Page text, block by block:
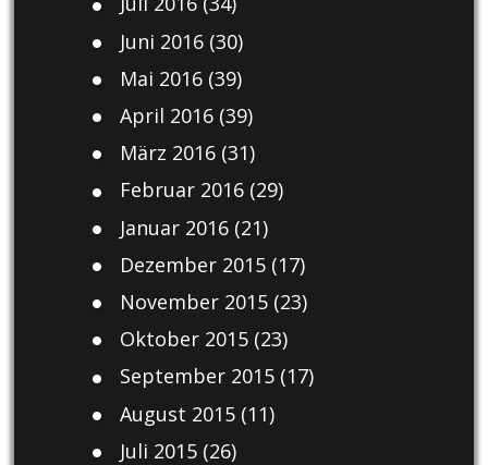
Juni 2016(30)
Mai 2016(39)
April 2016(39)
März 2016(31)
Februar 2016(29)
Januar 2016(21)
Dezember 2015(17)
November 2015(23)
Oktober 2015(23)
September 2015(17)
August 2015(11)
Juli 2015(26)